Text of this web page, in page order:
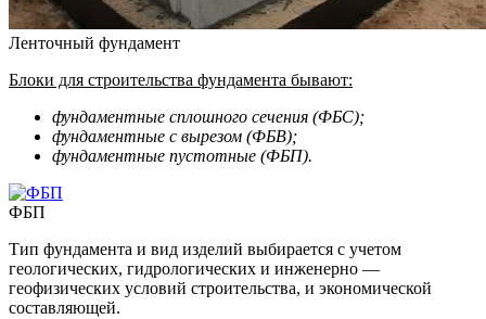
Ленточный фундамент
Блоки для строительства фундамента бывают:
фундаментные сплошного сечения (ФБС);
фундаментные с вырезом (ФБВ);
фундаментные пустотные (ФБП).
ФБП
Тип фундамента и вид изделий выбирается с учетом
геологических, гидрологических и инженерно —
геофизических условий строительства, и экономической
составляющей.